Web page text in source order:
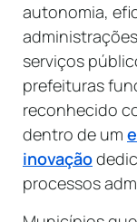
autonomia,
serviços
prefeituras
reconhecido
dentro de um
inovação
processos